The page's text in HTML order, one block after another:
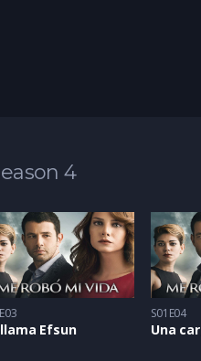
4
llama Efsun
S01E04
Una